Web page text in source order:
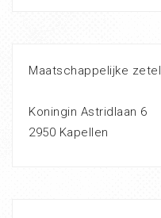
Maatschappelijke zetel
Koningin Astridlaan 6
2950 Kapellen